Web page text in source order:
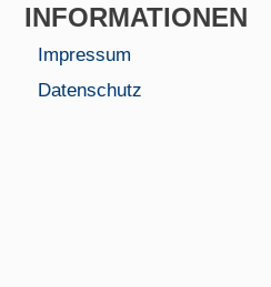
INFORMA­TIONEN
Impressum
Datenschutz